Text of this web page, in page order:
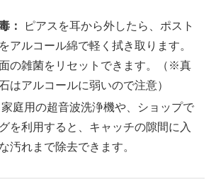
：
ピアスを耳から外したら、ポスト
アルコール綿で軽く拭き取ります。
の雑菌をリセットできます。（※真
はアルコールに弱いので注意）
家庭用の超音波洗浄機や、ショップで
を利用すると、キャッチの隙間に入
汚れまで除去できます。